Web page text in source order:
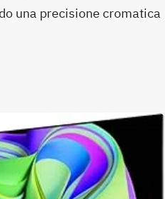
una precisione cromatica